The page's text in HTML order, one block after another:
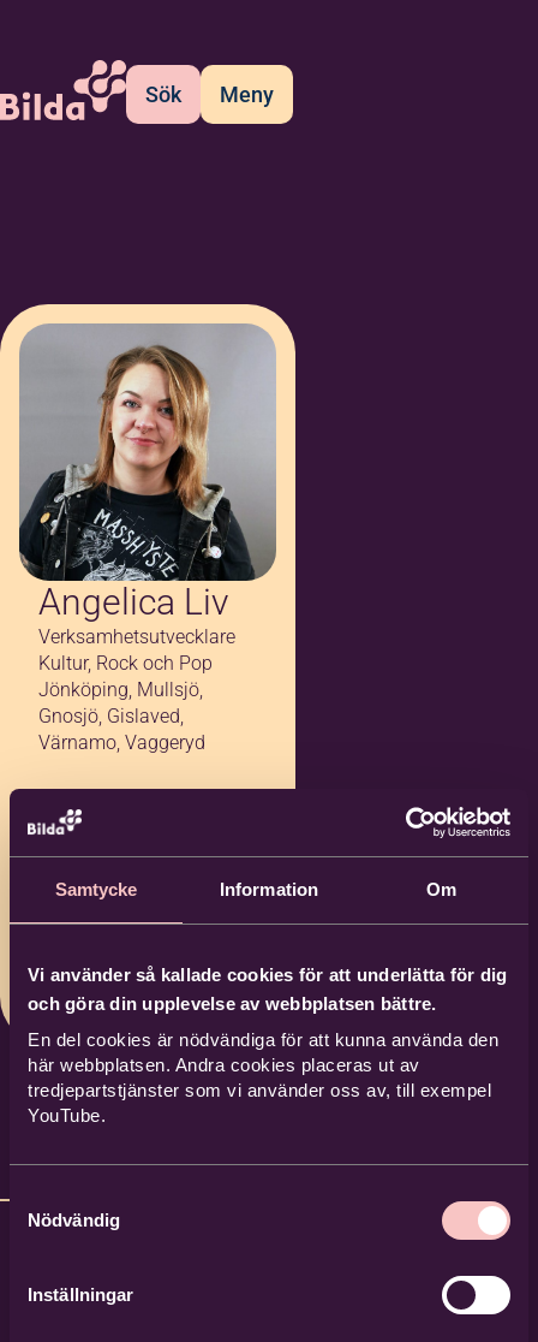
Samtycke Information Om
Vi använder så kallade cookies för att underlätta för dig
och göra din upplevelse av webbplatsen bättre.
En del cookies är nödvändiga för att kunna använda den
här webbplatsen. Andra cookies placeras ut av
tredjepartstjänster som vi använder oss av, till exempel
YouTube.
Samtyckesval
Nödvändig
Inställningar
Sök Meny
Angelica Liv
Verksamhetsutvecklare
Kultur, Rock och Pop
Jönköping, Mullsjö,
Gnosjö, Gislaved,
Värnamo, Vaggeryd
036-291 21 20
076-941 01 93
angelica.liv@bild
a.nu
Bilda Jönköping